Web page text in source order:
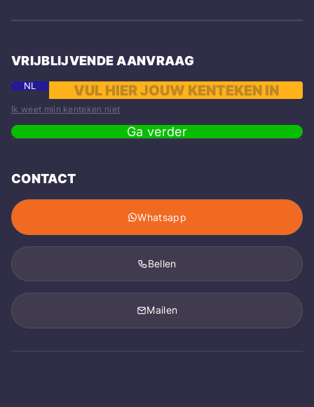
VRIJBLIJVENDE AANVRAAG
NL
Ik weet mijn kenteken niet
Ga verder
CONTACT
Whatsapp
Bellen
Mailen